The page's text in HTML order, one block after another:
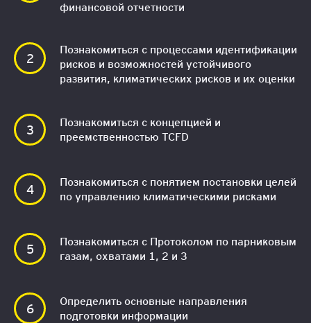
финансовой отчетности
Познакомиться с процессами идентификации
рисков и возможностей устойчивого
развития, климатических рисков и их оценки
Познакомиться с концепцией и
преемственностью TCFD
Познакомиться с понятием постановки целей
по управлению климатическими рисками
Познакомиться с Протоколом по парниковым
газам, охватами 1, 2 и 3
Определить основные направления
подготовки информации